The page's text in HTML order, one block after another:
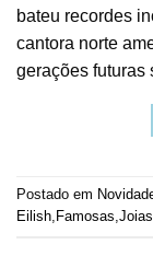
bateu recordes
cantora norte
gerações futuras
Postado em
Eilish, Famosas,Joias